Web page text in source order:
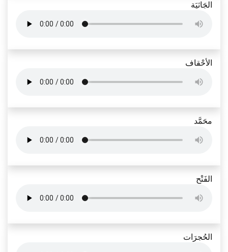
الجَاثيَة
الأحْقاف
محَمَّد
الفَتْح
الحُجرَات